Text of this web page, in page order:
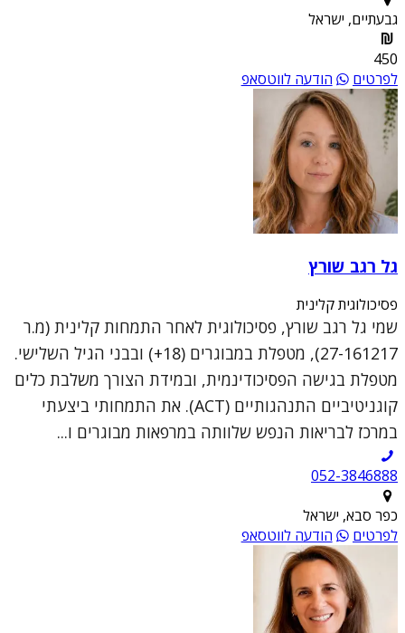
גבעתיים, ישראל
450
לפרטים
הודעה לווטסאפ
גל רגב שורץ
פסיכולוגית קלינית
שמי גל רגב שורץ, פסיכולוגית לאחר התמחות קלינית (מ.ר
27-161217), מטפלת במבוגרים (18+) ובבני הגיל השלישי.
מטפלת בגישה הפסיכודינמית, ובמידת הצורך משלבת כלים
קוגניטיביים התנהגותיים (ACT). את התמחותי ביצעתי
במרכז לבריאות הנפש שלוותה במרפאות מבוגרים ו...
052-3846888
כפר סבא, ישראל
לפרטים
הודעה לווטסאפ